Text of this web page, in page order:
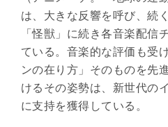
は、⼤きな反響を呼び、続
「怪獣」に続き各⾳楽配信
ている。⾳楽的な評価も受
ンの在り⽅」そのものを先
けるその姿勢は、新世代の
に⽀持を獲得している。